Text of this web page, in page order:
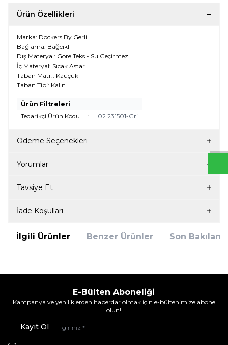
Ürün Özellikleri
Marka: Dockers By Gerli
Bağlama: Bağcıklı
Dış Materyal: Gore Teks - Su Geçirmez
İç Materyal: Sıcak Astar
Taban Matr.: Kauçuk
Taban Tipi: Kalın
Ürün Filtreleri
Tedarikçi Ürün Kodu
: 02 231501-Gri
Ödeme Seçenekleri
Yorumlar
Tavsiye Et
İade Koşulları
İlgili Ürünler Benzer Ürünler Son
E-Bülten Aboneliği
Kampanya ve yeniliklerden haberdar olmak için e-bültenimize abone
olun!
Kayıt Ol